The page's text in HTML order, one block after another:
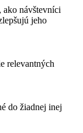
návštevníci
jeho
relevantných
do žiadnej inej